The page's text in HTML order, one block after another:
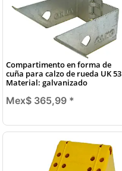
Compartimento en forma de
cuña para calzo de rueda UK 53
Material: galvanizado
Mex$ 365,99 *